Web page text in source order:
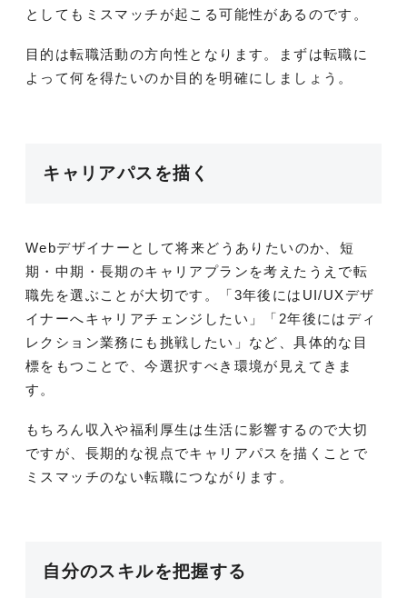
としてもミスマッチが起こる可能性があるのです。
目的は転職活動の方向性となります。まずは転職に
よって何を得たいのか目的を明確にしましょう。
キャリアパスを描く
Webデザイナーとして将来どうありたいのか、短
期・中期・長期のキャリアプランを考えたうえで転
職先を選ぶことが大切です。「3年後にはUI/UXデザ
イナーへキャリアチェンジしたい」「2年後にはディ
レクション業務にも挑戦したい」など、具体的な目
標をもつことで、今選択すべき環境が見えてきま
す。
もちろん収入や福利厚生は生活に影響するので大切
ですが、長期的な視点でキャリアパスを描くことで
ミスマッチのない転職につながります。
自分のスキルを把握する